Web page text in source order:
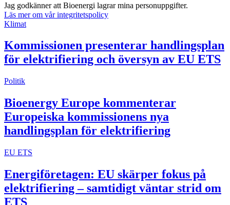
Jag godkänner att Bioenergi lagrar mina personuppgifter.
Läs mer om vår integritetspolicy
Klimat
Kommissionen presenterar handlingsplan
för elektrifiering och översyn av EU ETS
Politik
Bioenergy Europe kommenterar
Europeiska kommissionens nya
handlingsplan för elektrifiering
EU ETS
Energiföretagen: EU skärper fokus på
elektrifiering – samtidigt väntar strid om
ETS